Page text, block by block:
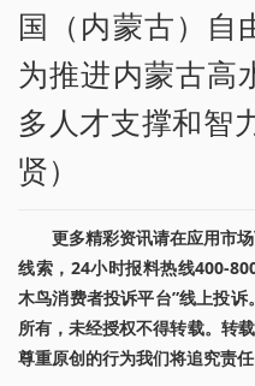
国（内蒙古）自
为推进内蒙古高
多人才支撑和智
贤）
更多精彩资讯请在应用市
线索，24小时报料热线400-
木鸟消费者投诉平台”线上投
所有，未经授权不得转载。转
尊重原创的行为我们将追究责任